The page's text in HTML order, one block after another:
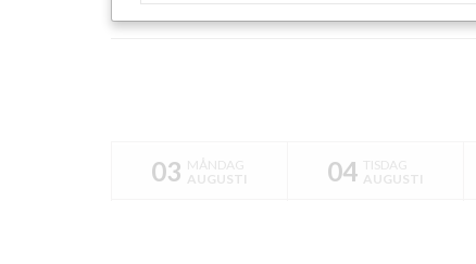
03 MÅNDAG
AUGUSTI
04 TISDAG
AUGUSTI